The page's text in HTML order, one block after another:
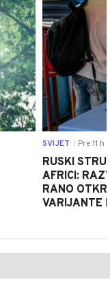
SVIJET Pre 11 h
RUSKI
AFRICI:
RANO
VARIJANTE